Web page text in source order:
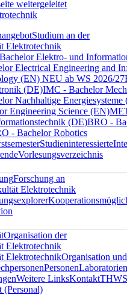
Studium an der
Elektrotechnik
Elektro- und
Electrical Engineering and
(EN) NEU ab WS 2026/27
(DE)IMC - Bachelor
Nachhaltige Energiesysteme
Engineering Science (EN)
(DE)BRO -
- Bachelor Robotics
Studieninteressierte
Vorlesungsverzeichnis
Forschung an
Elektrotechnik
Organisation der
Elektrotechnik
ElektrotechnikOrganisation und
PersonenLaboratorien
Weitere LinksKontakt
(Personal)